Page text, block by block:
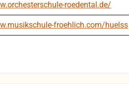
roedental.de/
froehlich.com/huelss